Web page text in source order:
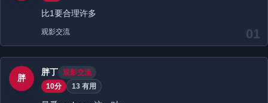
01
比1要合理许多
观影交流
胖
胖丁 观影交流
10分
13 有用